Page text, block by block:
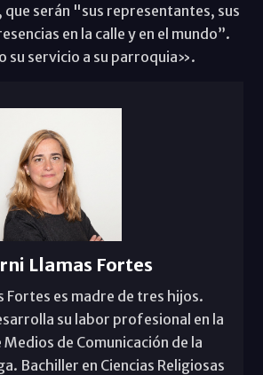
serán "sus representantes, sus
en la calle y en el mundo”.
su servicio a su parroquia».
Llamas Fortes
Fortes es madre de tres hijos.
su labor profesional en la
Medios de Comunicación de la
Bachiller en Ciencias Religiosas